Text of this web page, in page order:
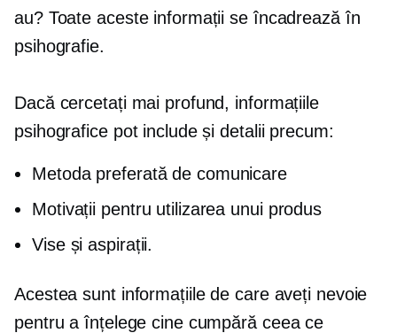
au? Toate aceste informații se încadrează în
psihografie.
Dacă cercetați mai profund, informațiile
psihografice pot include și detalii precum:
Metoda preferată de comunicare
Motivații pentru utilizarea unui produs
Vise și aspirații.
Acestea sunt informațiile de care aveți nevoie
pentru a înțelege cine cumpără ceea ce